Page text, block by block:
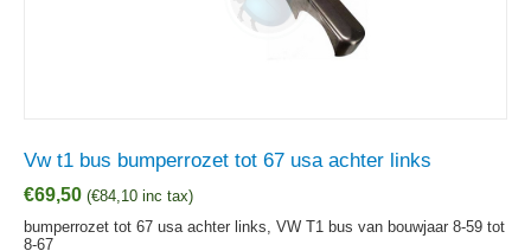
Vw t1 bus bumperrozet tot 67 usa achter links
€69,50 (€84,10 inc tax)
bumperrozet tot 67 usa achter links, VW T1 bus van bouwjaar 8-59 tot
8-67